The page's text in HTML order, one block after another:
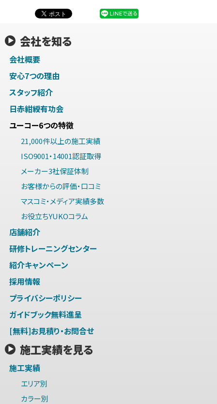
会社を知る
会社概要
安心7つの理由
スタッフ紹介
日赤紺綬有功会
ユーコー6つの特徴
21,000件以上の施工実績
ISO9001・14001認証取得
メーカー3社保証体制
お客様からの評価・口コミ
マスコミ・メディア実績多数
お役立ちYUKOコラム
店舗紹介
研修トレーニングセンター
紹介キャンペーン
採用情報
プライバシーポリシー
ガイドブック無料進呈
[無料]お見積り・お問合せ
施工実績を見る
施工実績
エリア別
カラー別